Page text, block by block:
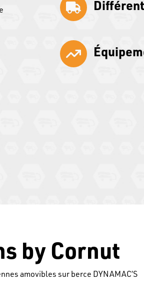
by Cornut
amovibles sur berce DYNAMAC’S